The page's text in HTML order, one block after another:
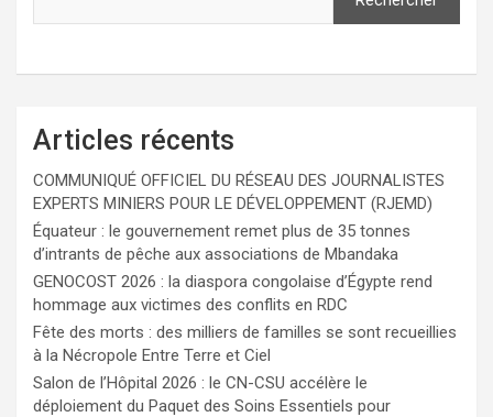
Articles récents
COMMUNIQUÉ OFFICIEL DU RÉSEAU DES JOURNALISTES
EXPERTS MINIERS POUR LE DÉVELOPPEMENT (RJEMD)
Équateur : le gouvernement remet plus de 35 tonnes
d’intrants de pêche aux associations de Mbandaka
GENOCOST 2026 : la diaspora congolaise d’Égypte rend
hommage aux victimes des conflits en RDC
Fête des morts : des milliers de familles se sont recueillies
à la Nécropole Entre Terre et Ciel
Salon de l’Hôpital 2026 : le CN-CSU accélère le
déploiement du Paquet des Soins Essentiels pour